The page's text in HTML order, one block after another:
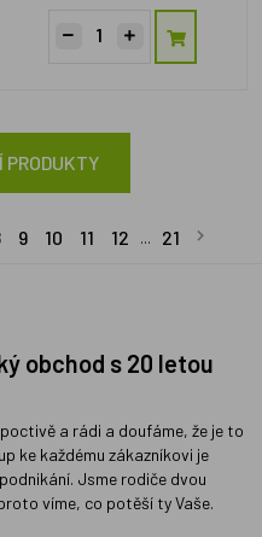
9 10 11 12 ... 21
obchod s 20 letou
a rádi a doufáme, že je to
ke každému zákazníkovi je
Jsme rodiče dvou
víme, co potěší ty Vaše.